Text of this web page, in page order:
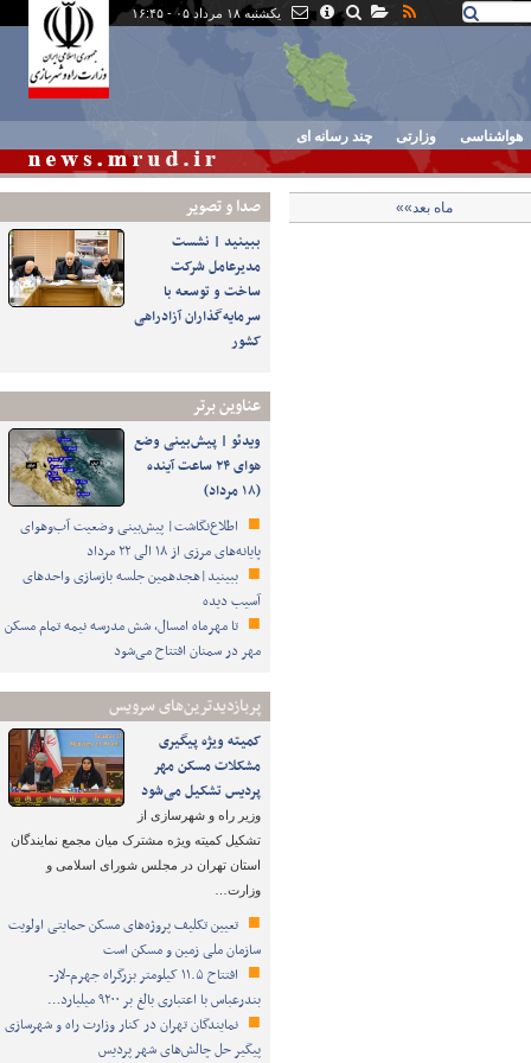
یکشنبه ۱۸ مرداد ۰۵ - ۱۶:۴۵
هواشناسی وزارتی چند رسانه ای
صدا و تصوير
ببینید | نشست
مدیرعامل شرکت
ساخت و توسعه با
سرمایه‌گذاران آزادراهی
کشور
عناوین برتر
ویدئو | پیش‌بینی وضع
هوای ۲۴ ساعت آینده
(۱۸ مرداد)
اطلاع‌نگاشت| پیش‌بینی وضعیت آب‌وهوای
پایانه‌های مرزی از ۱۸ الی ۲۲ مرداد
ببینید|هجدهمین جلسه بازسازی واحدهای
آسیب دیده
تا مهرماه امسال، شش مدرسه نیمه تمام مسکن
مهر در سمنان افتتاح می‌شود
پربازدیدترین‌های سرویس
کمیته ویژه پیگیری
مشکلات مسکن مهر
پردیس تشکیل می‌شود
وزیر راه و شهرسازی از
تشکیل کمیته ویژه مشترک میان مجمع نمایندگان
استان تهران در مجلس شورای اسلامی و
وزارت…
تعیین تکلیف پروژه‌های مسکن حمایتی اولویت
سازمان ملی زمین و مسکن است
افتتاح ۱۱.۵ کیلومتر بزرگراه جهرم-لار-
بندرعباس با اعتباری بالغ بر ۹۲۰۰ میلیارد…
نمایندگان تهران در کنار وزارت راه و شهرسازی
پیگیر حل چالش‌های شهر پردیس
ماه بعد»»